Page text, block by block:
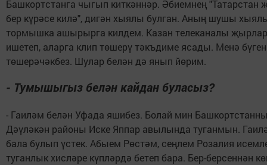
Башкортстанга чыгып киткәннәр. Әбиемнең "Татарстан
бер күрәсе килә", дигән хыялы булган. Аның шушы
тормышка ашырырга килдем. Казан телеканалы
ишетеп, аларга клип төшерү тәкъдиме ясады. Менә
төшерәчәкбез. Шулар белән дә янып йөрим.
- Тумышыгыз белән кайдан буласыз?
- Гаиләм белән Уфада яшибез. Болай мин
Дәүләкән районы Иске Яппар авылында туганмын.
бала булып үстек. Абыем Рөстәм, сеңлем Розалия
туганлык хисләре күпләрдә бетеп бара. Бер-берсеннән